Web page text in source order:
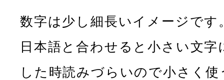
数字は少し細長いイメージです
日本語と合わせると小さい文字
した時読みづらいので小さく使